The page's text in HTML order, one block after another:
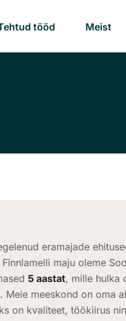
tööd Meist
eramajade
Finnlamelli maju oleme
5 aastat, mille hulka
. Meie meeskond on oma
on kvaliteet, töökiirus